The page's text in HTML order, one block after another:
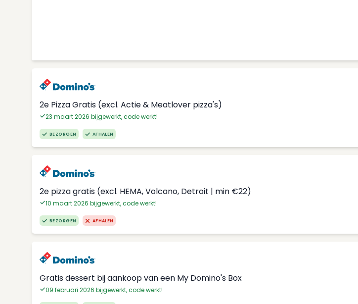
2e Pizza Gratis (excl. Actie & Meatlover pizza's)
23 maart 2026 bijgewerkt, code werkt!
BEZORGEN AFHALEN
2e pizza gratis (excl. HEMA, Volcano, Detroit | min €22)
10 maart 2026 bijgewerkt, code werkt!
BEZORGEN AFHALEN
Gratis dessert bij aankoop van een My Domino's Box
09 februari 2026 bijgewerkt, code werkt!